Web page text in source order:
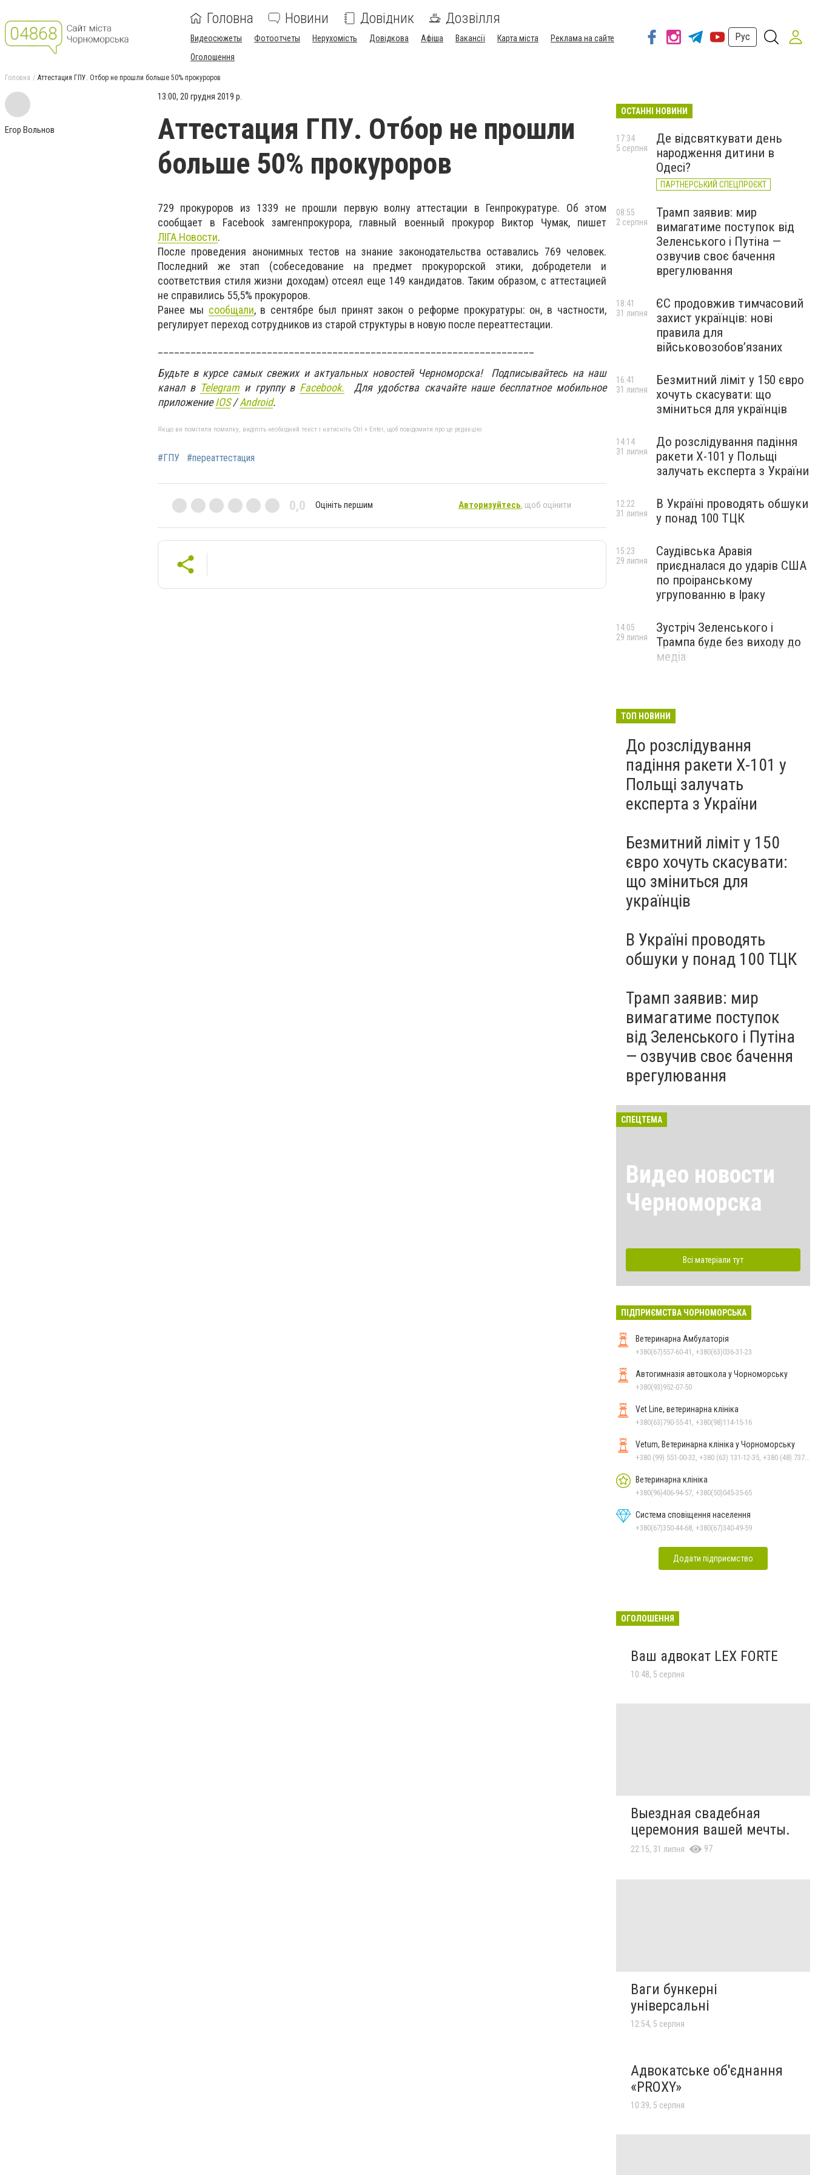
Головна Новини Довідник Дозвілля
Видеосюжеты Фотоотчеты Нерухомість Довідкова Афіша Вакансії Карта міста
Реклама на сайте
Оголошення
Рус
Головна Аттестация ГПУ. Отбор не прошли больше 50% прокуроров
Егор Вольнов
13:00, 20 грудня 2019 р.
Аттестация ГПУ. Отбор не прошли
больше 50% прокуроров
729 прокуроров из 1339 не прошли первую волну аттестации в Генпрокуратуре. Об этом
сообщает в Facebook замгенпрокурора, главный военный прокурор Виктор Чумак, пишет
ЛIГА.Новости.
После проведения анонимных тестов на знание законодательства оставались 769 человек.
Последний же этап (собеседование на предмет прокурорской этики, добродетели и
соответствия стиля жизни доходам) отсеял еще 149 кандидатов. Таким образом, с аттестацией
не справились 55,5% прокуроров.
Ранее мы сообщали, в сентябре был принят закон о реформе прокуратуры: он, в частности,
регулирует переход сотрудников из старой структуры в новую после переаттестации.
Будьте в курсе самых свежих и актуальных новостей Черноморска! Подписывайтесь на наш
канал в Telegram и группу в Facebook. Для удобства скачайте наше бесплатное мобильное
приложениеIOS/Android.
Якщо ви помітили помилку, виділіть необхідний текст і натисніть Ctrl + Enter, щоб повідомити про це редакцію
#ГПУ #переаттестация
0,0 Оцініть першим Авторизуйтесь, щоб оцінити
ОСТАННІ НОВИНИ
Де відсвяткувати день
народження дитини в
Одесі?
ПАРТНЕРСЬКИЙ СПЕЦПРОЄКТ
17:34
5 серпня
Трамп заявив: мир
вимагатиме поступок від
Зеленського і Путіна —
озвучив своє бачення
врегулювання
08:55
2 серпня
ЄС продовжив тимчасовий
захист українців: нові
правила для
військовозобов’язаних
18:41
31 липня
Безмитний ліміт у 150 євро
хочуть скасувати: що
зміниться для українців
16:41
31 липня
До розслідування падіння
ракети Х-101 у Польщі
залучать експерта з України
14:14
31 липня
В Україні проводять обшуки
у понад 100 ТЦК
12:22
31 липня
Саудівська Аравія
приєдналася до ударів США
по проіранському
угрупованню в Іраку
15:23
29 липня
Зустріч Зеленського і
Трампа буде без виходу до
медіа
14:05
29 липня
ТОП НОВИНИ
До розслідування
падіння ракети Х-101 у
Польщі залучать
експерта з України
Безмитний ліміт у 150
євро хочуть скасувати:
що зміниться для
українців
В Україні проводять
обшуки у понад 100 ТЦК
Трамп заявив: мир
вимагатиме поступок
від Зеленського і Путіна
— озвучив своє бачення
врегулювання
СПЕЦТЕМА
Видео новости
Черноморска
Всі матеріали тут
ПІДПРИЄМСТВА ЧОРНОМОРСЬКА
Ветеринарна Амбулаторія
+380(67)557-60-41, +380(63)036-31-23
Автогимназія автошкола у Чорноморську
+380(93)952-07-50
Vet Line, ветеринарна клініка
+380(63)790-55-41, +380(98)114-15-16
Vetum, Ветеринарна клініка у Чорноморську
Ветеринарна клініка
+380(96)406-94-57, +380(50)045-35-65
Система сповіщення населення
+380(67)350-44-68, +380(67)340-49-59
Додати підприємство
ОГОЛОШЕННЯ
Ваш адвокат LEX FORTE
10:48, 5 серпня
Выездная свадебная
церемония вашей мечты.
22:15, 31 липня 97
Ваги бункерні
універсальні
12:54, 5 серпня
Адвокатське об'єднання
«PROXY»
10:39, 5 серпня